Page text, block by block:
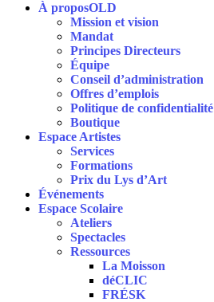
À proposOLD
Mission et vision
Mandat
Principes Directeurs
Équipe
Conseil d’administration
Offres d’emplois
Politique de confidentialité
Boutique
Espace Artistes
Services
Formations
Prix du Lys d’Art
Événements
Espace Scolaire
Ateliers
Spectacles
Ressources
La Moisson
déCLIC
FRÉSK